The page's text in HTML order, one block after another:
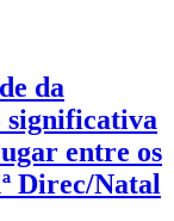
da
significativa
entre os
Direc/Natal